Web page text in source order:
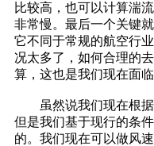
比较高，也可以计算湍
非常慢。最后一个关键
它不同于常规的航空行
况太多了，如何合理的
算，这也是我们现在面临
虽然说我们现在根据
但是我们基于现行的条
的。我们现在可以做风